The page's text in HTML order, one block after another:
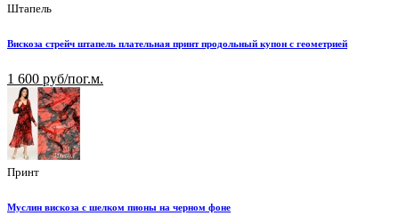
Штапель
Вискоза стрейч штапель плательная принт продольный купон с геометрией
1 600 руб/пог.м.
Принт
Муслин вискоза с шелком пионы на черном фоне